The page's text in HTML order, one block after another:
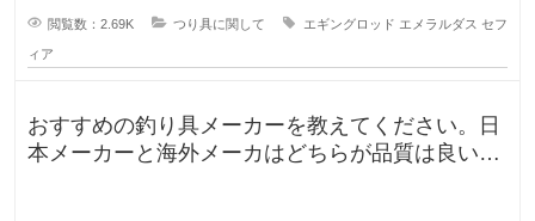
閲覧数：2.69K つり具に関して エギングロッド エメラルダス セフ
ィア
おすすめの釣り具メーカーを教えてください。日
本メーカーと海外メーカはどちらが品質は良いで